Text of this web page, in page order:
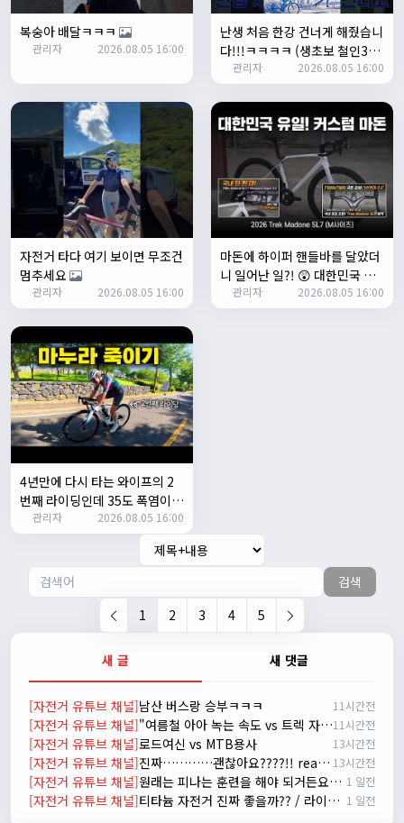
새 글 새 댓글
[자전거 유튜브 채널]남산 버스랑 승부ㅋㅋㅋ 11시간전
[자전거 유튜브 채널] "여름철 아아 녹는 속도 vs 트렉 자전거 고장 나는 속도 ㅋㅋㅋ 입문용 MTB 끝판왕 추천"11시간전
[자전거 유튜브 채널]로드여신 vs MTB용사 13시간전
[자전거 유튜브 채널] 진짜…………괜찮아요????!! really okay?😱너무 아플것 같아……ㅜㅜ 13시간전
[자전거 유튜브 채널] 원래는 피나는 훈련을 해야 되거든요? 근데 다들 너무 힘들어하니까 우리가 치트키를 좀 써드릴게요. 아, KC 인증이 안나온다고요? 그럼 뭐... 얼른 훈련하러 안나가고 뭐하세요? 1 일전
[자전거 유튜브 채널] 티타늄 자전거 진짜 좋을까?? / 라이트스피드 얼티밋 리뷰 1 일전
Leepi08:05:10
좌측 로고(메인 대문) 누르면 홈으로 이동할때 왼쪽으로 가서
눌러야 해서 불편하네요. 가운데에 있거나 빈공간을 눌러도
메인으로 이동하게 해주실수 있나요>?
관리자16:50:47
한번 확인해보겠습니다 :)
2/8/2025
명신이10:43:01
너무 추워요
2/10/2025
부두게이 BRBR09:54:20
잔차나라 화이팅!!
관리자10:15:31
감사합니다 파이팅!!!!
2/14/2025
서준22:03:11
저 첫 로드로 힉스 바버비 살려하는데 괜찮나요?
2/16/2025
자출조아15:14:23
시즌온 하신 분들 모두 안라하세요~~
시즌온이랑 안라가 몬가요?
진우01:50:08
시즌온은 시즌이 시작됬다는거고 안라는 안전한 라이딩으로
자출조아
2/20/2025
시즌이 곧 다가오네요 ^^ 모두 안전한 라이딩 하시기 바랍니
다
2/22/2025
자출조아18:44:23
넵!! 잔차나라도 시즌온과 함께 바쁜 하루하루 보내세요~~
3/1/2025
자출조아08:54:33
수도권은 3.1절 연휴 비소식...ㅠ ㅠ
복숭아 배달ㅋㅋㅋ
관리자 2026.08.05 16:00
난생 처음 한강 건너게 해줬습니
다!!!ㅋㅋㅋㅋ (생초보 철인3종
입문시키기)
관리자 2026.08.05 16:00
자전거 타다 여기 보이면 무조건
멈추세요
관리자 2026.08.05 16:00
마돈에 하이퍼 핸들바를 달았더
니 일어난 일?! 😲 대한민국 유
일무이 커스텀 마돈 SL7 등장!
관리자 2026.08.05 16:00
4년만에 다시 타는 와이프의 2
번째 라이딩인데 35도 폭염이라
고? 과연 30키로를 쫒아올수 있
을까?
관리자 2026.08.05 16:00
검색
1
2 3 4 5